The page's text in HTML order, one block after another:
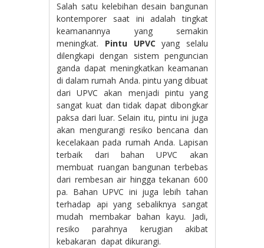
Salah satu kelebihan desain bangunan
kontemporer saat ini adalah tingkat
keamanannya yang semakin
meningkat. Pintu UPVCyang selalu
dilengkapi dengan sistem penguncian
ganda dapat meningkatkan keamanan
di dalam rumah Anda. pintu yang dibuat
dari UPVC akan menjadi pintu yang
sangat kuat dan tidak dapat dibongkar
paksa dari luar. Selain itu, pintu ini juga
akan mengurangi resiko bencana dan
kecelakaan pada rumah Anda. Lapisan
terbaik dari bahan UPVC akan
membuat ruangan bangunan terbebas
dari rembesan air hingga tekanan 600
pa. Bahan UPVC ini juga lebih tahan
terhadap api yang sebaliknya sangat
mudah membakar bahan kayu. Jadi,
resiko parahnya kerugian akibat
kebakaran dapat dikurangi.